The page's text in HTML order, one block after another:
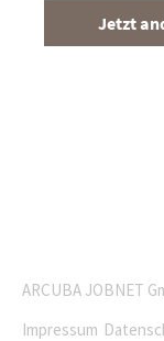
Jetzt
ARCUBA JOBNET
Impressum